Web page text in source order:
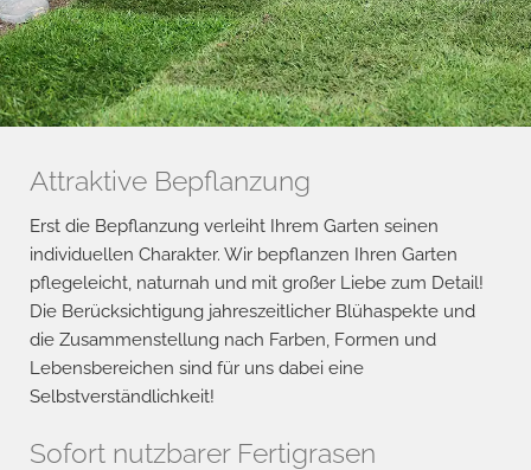
Attraktive Bepflanzung
Erst die Bepflanzung verleiht Ihrem Garten seinen
individuellen Charakter. Wir bepflanzen Ihren Garten
pflegeleicht, naturnah und mit großer Liebe zum Detail!
Die Berücksichtigung jahreszeitlicher Blühaspekte und
die Zusammenstellung nach Farben, Formen und
Lebensbereichen sind für uns dabei eine
Selbstverständlichkeit!
Sofort nutzbarer Fertigrasen